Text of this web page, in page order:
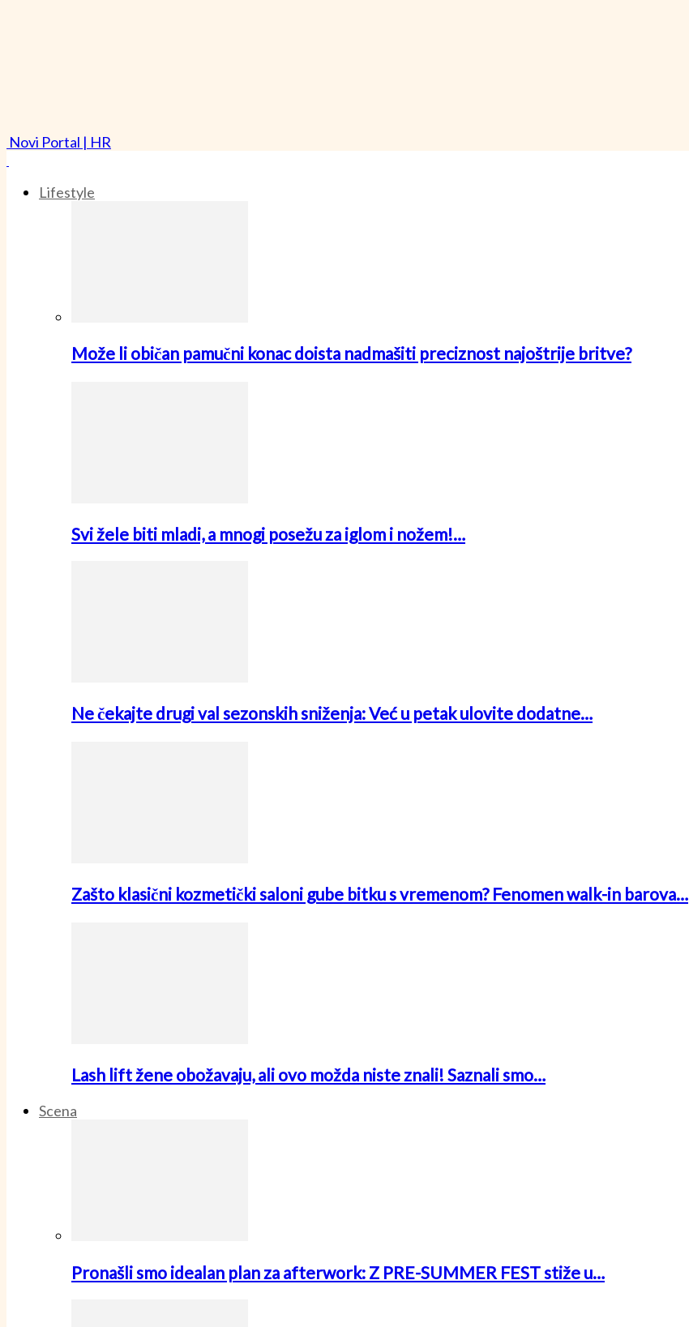
Novi Portal | HR
Lifestyle
Može li običan pamučni konac doista nadmašiti preciznost najoštrije britve?
Svi žele biti mladi, a mnogi posežu za iglom i nožem!…
Ne čekajte drugi val sezonskih sniženja: Već u petak ulovite dodatne…
Zašto klasični kozmetički saloni gube bitku s vremenom? Fenomen walk-in barova…
Lash lift žene obožavaju, ali ovo možda niste znali! Saznali smo…
Scena
Pronašli smo idealan plan za afterwork: Z PRE-SUMMER FEST stiže u…